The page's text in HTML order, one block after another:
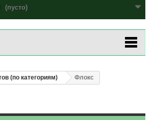
(пусто)
(по категориям) Флокс